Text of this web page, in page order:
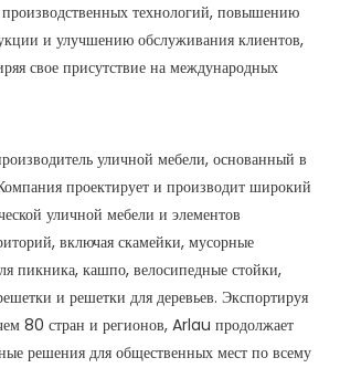
технологий, повышению
и улучшению обслуживания клиентов,
свое присутствие на международных
уличной мебели, основанный в
проектирует и производит широкий
уличной мебели и элементов
включая скамейки, мусорные
пикника, кашпо, велосипедные стойки,
и решетки для деревьев. Экспортируя
80 стран и регионов, Arlau продолжает
решения для общественных мест по всему